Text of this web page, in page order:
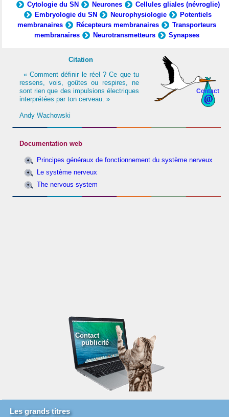
Cytologie du SN
Neurones
Cellules gliales (névroglie)
Embryologie du SN
Neurophysiologie
Potentiels
membranaires
Récepteurs membranaires
Transporteurs
membranaires
Neurotransmetteurs Synapses
Contact
Citation
« Comment définir le réel ? Ce que tu
ressens, vois, goûtes ou respires, ne
sont rien que des impulsions électriques
interprétées par ton cerveau. »
Andy Wachowski
Documentation web
Principes généraux de fonctionnement du système nerveux
Le système nerveux
The nervous system
Contact
publicité
Les grands titres